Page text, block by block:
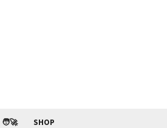
🧑‍🚀 SHOP